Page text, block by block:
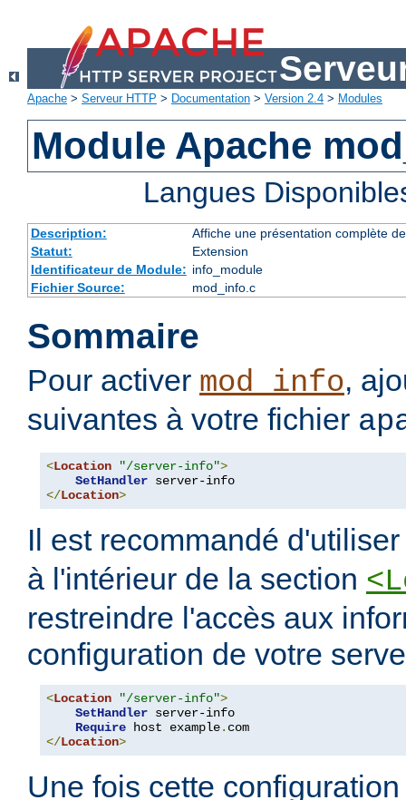
Apache > Serveur HTTP > Documentation > Version 2.4 > Modules
Module Apache
Langues
Description:
Affiche une présentation complète
Statut:
Extension
Identificateur de Module: info_module
Fichier Source:
mod_info.c
Sommaire
Pour activer mod_info,
suivantes à votre fichier
<Location "/server-info">
SetHandler
</Location>
Il est recommandé
à l'intérieur de la section
restreindre l'accès aux
configuration de votre
<Location "/server-info">
SetHandler server-info
Require host example.
</Location>
Une fois cette